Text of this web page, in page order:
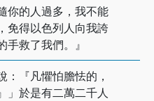
你的人過多，我不能
免得以色列人向我誇
救了我們。』
：『凡懼怕膽怯的，
」於是有二萬二千人